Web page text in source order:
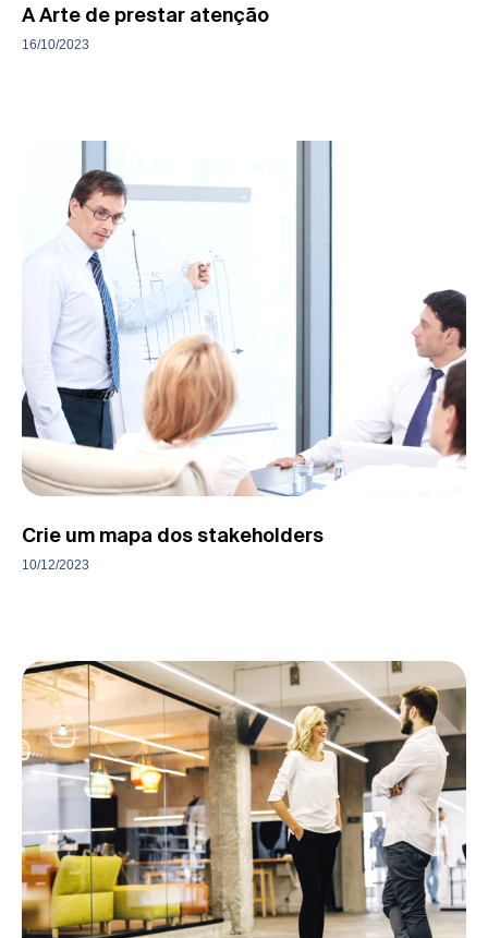
A Arte de prestar atenção
16/10/2023
Crie um mapa dos stakeholders
10/12/2023